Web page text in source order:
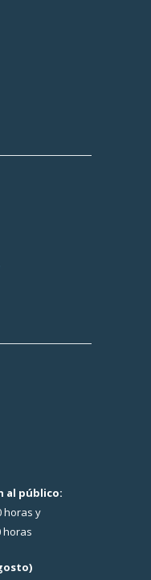
al público:
horas y
horas